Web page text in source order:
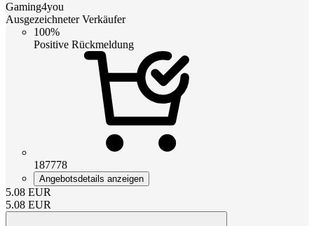
Gaming4you
Ausgezeichneter Verkäufer
100%
Positive Rückmeldung
187778
Angebotsdetails anzeigen
5.08 EUR
5.08 EUR